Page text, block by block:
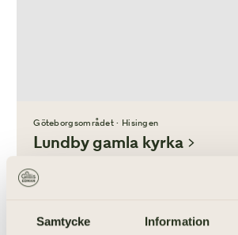
Samtycke Information
Göteborgsområdet · Hisingen
Lundby gamla kyrka
Lundby gamla kyrka är en kyrka som ligger i
Göteborgsområdet